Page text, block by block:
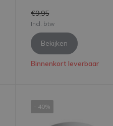
€9,95
Incl. btw
Bekijken
Binnenkort leverbaar
- 40%